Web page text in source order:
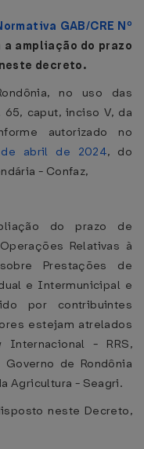
GAB/CRE Nº
ampliação do prazo
decreto.
no uso das
caput, inciso V, da
autorizado no
abril de 2024, do
- Confaz,
do prazo de
Relativas à
Prestações de
e Intermunicipal e
por contribuintes
estejam atrelados
Internacional - RRS,
de Rondônia
Agricultura - Seagri.
neste Decreto,